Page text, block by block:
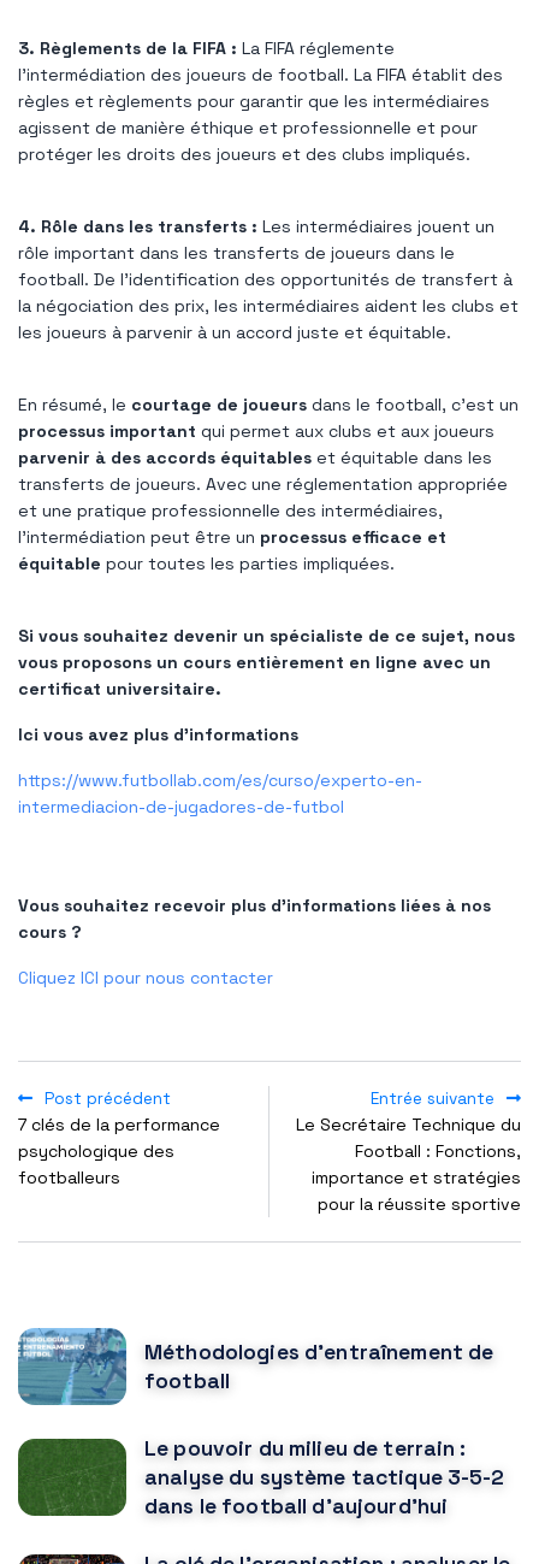
3. Règlements de la FIFA : La FIFA réglemente
l'intermédiation des joueurs de football. La FIFA établit des
règles et règlements pour garantir que les intermédiaires
agissent de manière éthique et professionnelle et pour
protéger les droits des joueurs et des clubs impliqués.
4. Rôle dans les transferts : Les intermédiaires jouent un
rôle important dans les transferts de joueurs dans le
football. De l’identification des opportunités de transfert à
la négociation des prix, les intermédiaires aident les clubs et
les joueurs à parvenir à un accord juste et équitable.
En résumé, le courtage de joueurs dans le football, c'est un
processus important qui permet aux clubs et aux joueurs
parvenir à des accords équitables et équitable dans les
transferts de joueurs. Avec une réglementation appropriée
et une pratique professionnelle des intermédiaires,
l’intermédiation peut être un processus efficace et
équitable pour toutes les parties impliquées.
Si vous souhaitez devenir un spécialiste de ce sujet, nous
vous proposons un cours entièrement en ligne avec un
certificat universitaire.
Ici vous avez plus d'informations
https://www.futbollab.com/es/curso/experto-en-
intermediacion-de-jugadores-de-futbol
Vous souhaitez recevoir plus d’informations liées à nos
cours ?
Cliquez ICI pour nous contacter
Post précédent
7 clés de la performance
psychologique des
footballeurs
Entrée suivante
Le Secrétaire Technique du
Football : Fonctions,
importance et stratégies
pour la réussite sportive
Méthodologies d'entraînement de
football
Le pouvoir du milieu de terrain :
analyse du système tactique 3-5-2
dans le football d'aujourd'hui